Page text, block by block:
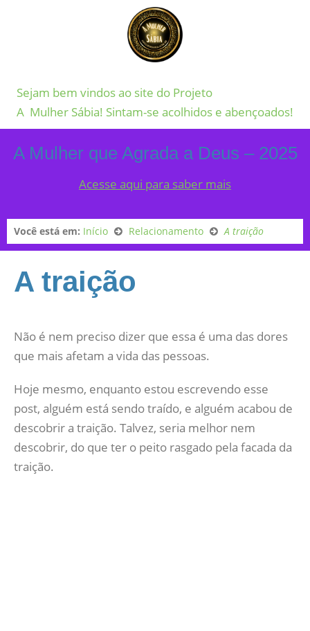
Sejam bem vindos ao site do Projeto
A Mulher Sábia! Sintam-se acolhidos e abençoados!
A Mulher que Agrada a Deus – 2025
Acesse aqui para saber mais
Você está em: Início Relacionamento A traição
A traição
Não é nem preciso dizer que essa é uma das dores
que mais afetam a vida das pessoas.
Hoje mesmo, enquanto estou escrevendo esse
post, alguém está sendo traído, e alguém acabou de
descobrir a traição. Talvez, seria melhor nem
descobrir, do que ter o peito rasgado pela facada da
traição.